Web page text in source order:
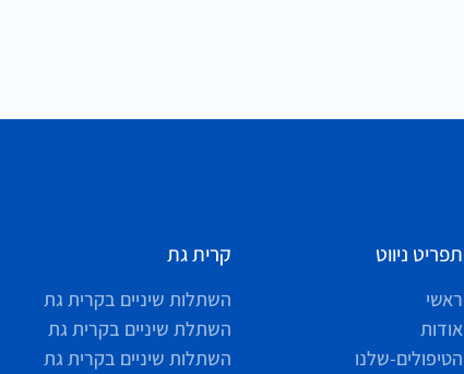
תפריט ניווט
ראשי
אודות
הטיפולים-שלנו
קרית גת
השתלות שיניים בקרית גת
השתלת שיניים בקרית גת
השתלות שיניים בקרית גת